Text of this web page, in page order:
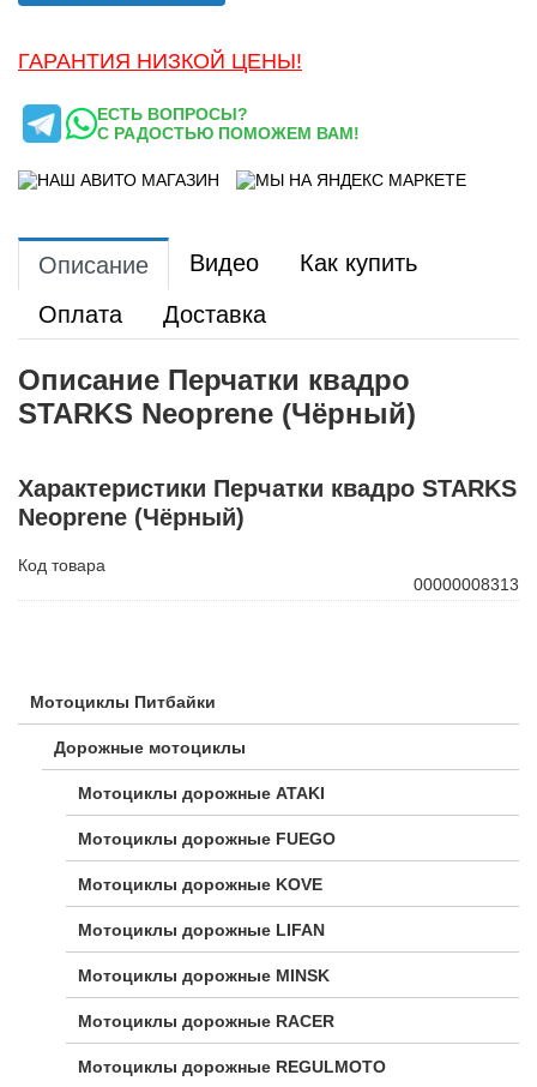
Мотоциклы Питбайки
Дорожные мотоциклы
Мотоциклы дорожные ATAKI
Мотоциклы дорожные FUEGO
Мотоциклы дорожные KOVE
Мотоциклы дорожные LIFAN
Мотоциклы дорожные MINSK
Мотоциклы дорожные RACER
Мотоциклы дорожные REGULMOTO
ГАРАНТИЯ НИЗКОЙ ЦЕНЫ!
ЕСТЬ ВОПРОСЫ?
С РАДОСТЬЮ ПОМОЖЕМ ВАМ!
Описание Видео
Как купить
Оплата
Доставка
Описание Перчатки квадро
STARKS Neoprene (Чёрный)
Характеристики Перчатки квадро STARKS
Neoprene (Чёрный)
Код товара
00000008313